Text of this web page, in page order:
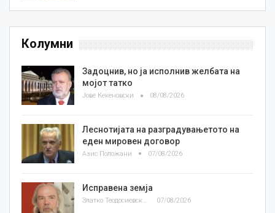
Колумни
Задоцнив, но ја исполнив желбата на
мојот татко
Јове Кекеновски 08/08/2026
Леснотијата на разградувањетото на
еден мировен договор
Азис Положани 07/08/2026
Исправена земја
Златко Теодосиевски 07/08/2026